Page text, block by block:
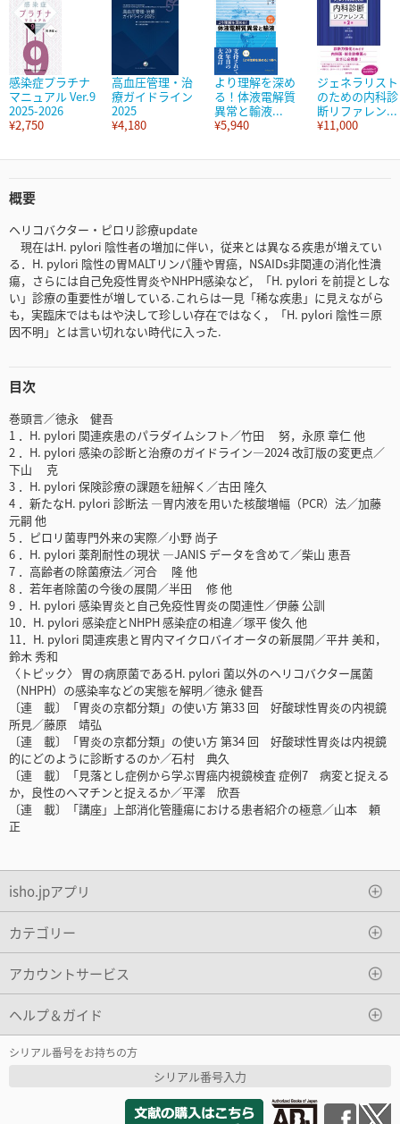
感染症プラチナ
マニュアル Ver.9
2025-2026
¥2,750
高血圧管理・治
療ガイドライン
2025
¥4,180
より理解を深め
る！体液電解質
異常と輸液...
¥5,940
ジェネラリスト
のための内科診
断リファレン...
¥11,000
概要
ヘリコバクター・ピロリ診療update
現在はH. pylori 陰性者の増加に伴い，従来とは異なる疾患が増えてい
る．H. pylori 陰性の胃MALTリンパ腫や胃癌，NSAIDs非関連の消化性潰
瘍，さらには自己免疫性胃炎やNHPH感染など，「H. pylori を前提としな
い」診療の重要性が増している.これらは一見「稀な疾患」に見えながら
も，実臨床ではもはや決して珍しい存在ではなく，「H. pylori 陰性＝原
因不明」とは言い切れない時代に入った.
目次
巻頭言／徳永 健吾
1 ．H. pylori 関連疾患のパラダイムシフト／竹田 努，永原 章仁 他
2 ．H. pylori 感染の診断と治療のガイドライン―2024 改訂版の変更点／
下山 克
3 ．H. pylori 保険診療の課題を紐解く／古田 隆久
4 ．新たなH. pylori 診断法 ―胃内液を用いた核酸増幅（PCR）法／加藤
元嗣 他
5 ．ピロリ菌専門外来の実際／小野 尚子
6 ．H. pylori 薬剤耐性の現状 ―JANIS データを含めて／柴山 恵吾
7 ．高齢者の除菌療法／河合 隆 他
8 ．若年者除菌の今後の展開／半田 修 他
9 ．H. pylori 感染胃炎と自己免疫性胃炎の関連性／伊藤 公訓
10．H. pylori 感染症とNHPH 感染症の相違／塚平 俊久 他
11．H. pylori 関連疾患と胃内マイクロバイオータの新展開／平井 美和，
鈴木 秀和
〈トピック〉 胃の病原菌であるH. pylori 菌以外のヘリコバクター属菌
（NHPH）の感染率などの実態を解明／徳永 健吾
〔連 載〕「胃炎の京都分類」の使い方 第33 回 好酸球性胃炎の内視鏡
所見／藤原 靖弘
〔連 載〕「胃炎の京都分類」の使い方 第34 回 好酸球性胃炎は内視鏡
的にどのように診断するのか／石村 典久
〔連 載〕「見落とし症例から学ぶ胃癌内視鏡検査 症例7 病変と捉える
か，良性のヘマチンと捉えるか／平澤 欣吾
〔連 載〕「講座」上部消化管腫瘍における患者紹介の極意／山本 頼
正
isho.jpアプリ
カテゴリー
アカウントサービス
ヘルプ＆ガイド
シリアル番号をお持ちの方
シリアル番号入力